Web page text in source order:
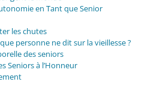
en Tant que Senior
les chutes
personne ne dit sur la vieillesse ?
des seniors
Seniors à l’Honneur